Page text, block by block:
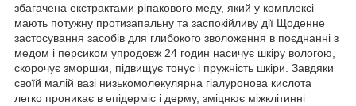
збагачена екстрактами ріпакового меду, який у комплексі
мають потужну протизапальну та заспокійливу дії Щоденне
застосування засобів для глибокого зволоження в поєднанні з
медом і персиком упродовж 24 годин насичує шкіру вологою,
скорочує зморшки, підвищує тонус і пружність шкіри. Завдяки
своїй малій вазі низькомолекулярна гіалуронова кислота
легко проникає в епідерміс і дерму, зміцнює міжклітинні